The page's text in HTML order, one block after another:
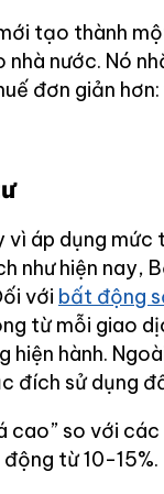
tạo thành
nhà nước. Nó
đơn giản
vì áp dụng mức
như hiện nay,
với bất động
từ mỗi giao
hành.
đích sử dụng
cao” so với
từ 10-15%.